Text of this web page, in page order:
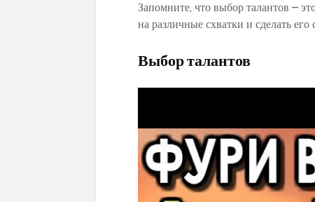
Запомните, что выбор талантов –
на различные схватки и сделать
Выбор талантов